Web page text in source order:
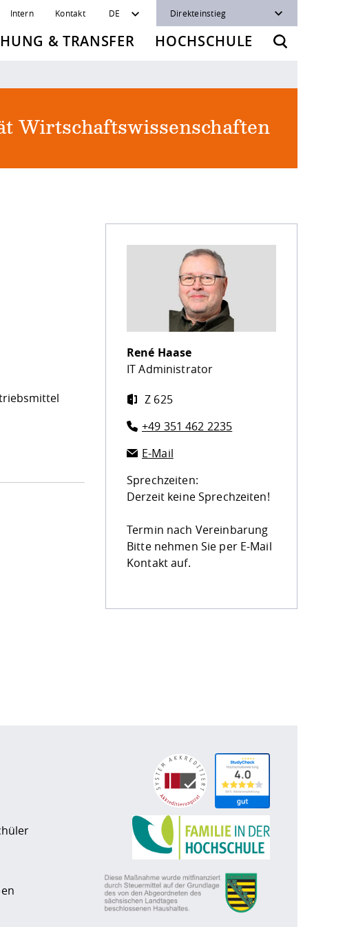
Intern Kontakt DE Direkteinstieg
& TRANSFER HOCHSCHULE
Wirtschaftswissenschaften
René Haase
IT Administrator
Z 625
+49 351 462 2235
E-Mail
Sprechzeiten:
Derzeit keine Sprechzeiten!
Termin nach Vereinbarung
Bitte nehmen Sie per E-Mail
Kontakt auf.